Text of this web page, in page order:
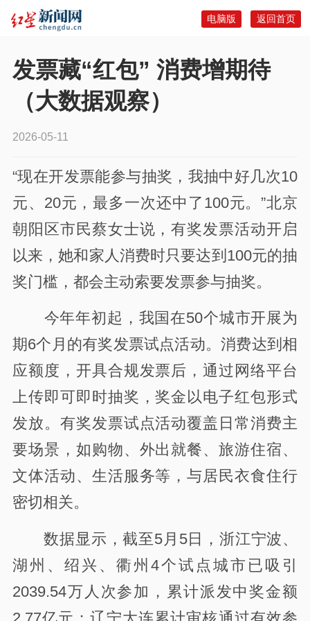
返回首页
电脑版
发票藏“红包” 消费增期待
（大数据观察）
2026-05-11
“现在开发票能参与抽奖，我抽中好几次10
元、20元，最多一次还中了100元。”北京
朝阳区市民蔡女士说，有奖发票活动开启
以来，她和家人消费时只要达到100元的抽
奖门槛，都会主动索要发票参与抽奖。
今年年初起，我国在50个城市开展为
期6个月的有奖发票试点活动。消费达到相
应额度，开具合规发票后，通过网络平台
上传即可即时抽奖，奖金以电子红包形式
发放。有奖发票试点活动覆盖日常消费主
要场景，如购物、外出就餐、旅游住宿、
文体活动、生活服务等，与居民衣食住行
密切相关。
数据显示，截至5月5日，浙江宁波、
湖州、绍兴、衢州4个试点城市已吸引
2039.54万人次参加，累计派发中奖金额